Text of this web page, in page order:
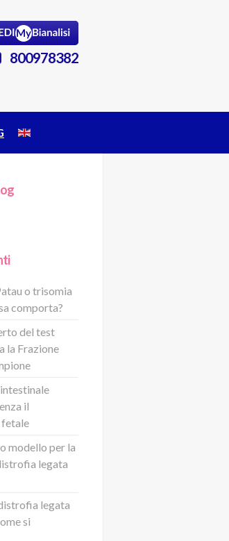
800978382
o trisomia
comporta?
del test
la Frazione
il
modello per la
legata
legata
si